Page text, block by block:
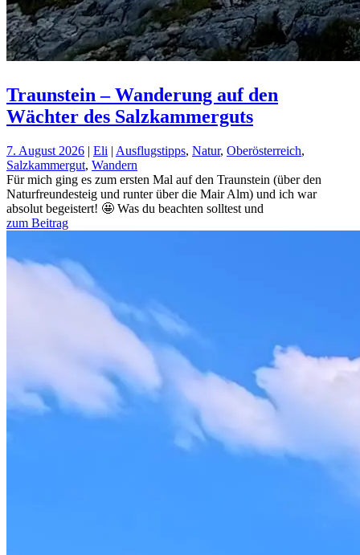
Traunstein – Wanderung auf den
Wächter des Salzkammerguts
7. August 2026 | Eli | Ausflugstipps, Natur, Oberösterreich,
Salzkammergut, Wandern
Für mich ging es zum ersten Mal auf den Traunstein (über den
Naturfreundesteig und runter über die Mair Alm) und ich war
absolut begeistert! 🤩 Was du beachten solltest und
zum Beitrag